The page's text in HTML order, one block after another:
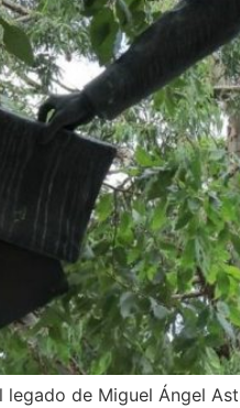
legado de Miguel Ángel